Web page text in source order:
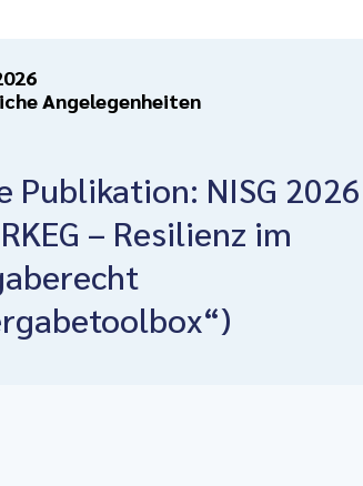
Angelegenheiten
Publikation: NISG 2026
– Resilienz im